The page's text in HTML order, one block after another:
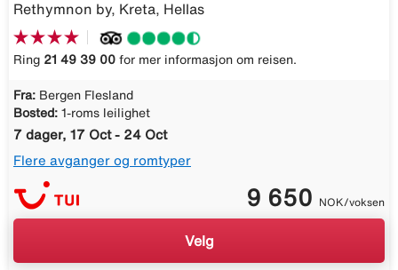
Rethymnon by, Kreta, Hellas
Ring 21 49 39 00 for mer informasjon om reisen.
Fra: Bergen Flesland
Bosted: 1-roms leilighet
7 dager, 17 Oct - 24 Oct
Flere avganger og romtyper
9 650 NOK/voksen
Velg